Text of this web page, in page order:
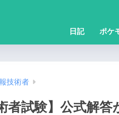
日記 ポケ
技術者
者試験】公式解